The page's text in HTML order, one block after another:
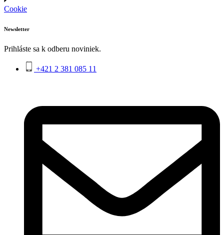
Cookie
Newsletter
Prihláste sa k odberu noviniek.
+421 2 381 085 11